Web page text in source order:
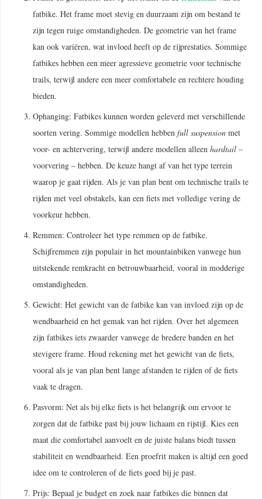
fatbike. Het frame moet stevig en duurzaam zijn om bestand te
zijn tegen ruige omstandigheden. De geometrie van het frame
kan ook variëren, wat invloed heeft op de rijprestaties. Sommige
fatbikes hebben een meer agressieve geometrie voor technische
trails, terwijl andere een meer comfortabele en rechtere houding
bieden.
Ophanging: Fatbikes kunnen worden geleverd met verschillende
soorten vering. Sommige modellen hebben full suspension met
voor- en achtervering, terwijl andere modellen alleen hardtail –
voorvering – hebben. De keuze hangt af van het type terrein
waarop je gaat rijden. Als je van plan bent om technische trails te
rijden met veel obstakels, kan een fiets met volledige vering de
voorkeur hebben.
Remmen: Controleer het type remmen op de fatbike.
Schijfremmen zijn populair in het mountainbiken vanwege hun
uitstekende remkracht en betrouwbaarheid, vooral in modderige
omstandigheden.
Gewicht: Het gewicht van de fatbike kan van invloed zijn op de
wendbaarheid en het gemak van het rijden. Over het algemeen
zijn fatbikes iets zwaarder vanwege de bredere banden en het
stevigere frame. Houd rekening met het gewicht van de fiets,
vooral als je van plan bent lange afstanden te rijden of de fiets
vaak te dragen.
Pasvorm: Net als bij elke fiets is het belangrijk om ervoor te
zorgen dat de fatbike past bij jouw lichaam en rijstijl. Kies een
maat die comfortabel aanvoelt en de juiste balans biedt tussen
stabiliteit en wendbaarheid. Een proefrit maken is altijd een goed
idee om te controleren of de fiets goed bij je past.
Prijs: Bepaal je budget en zoek naar fatbikes die binnen dat